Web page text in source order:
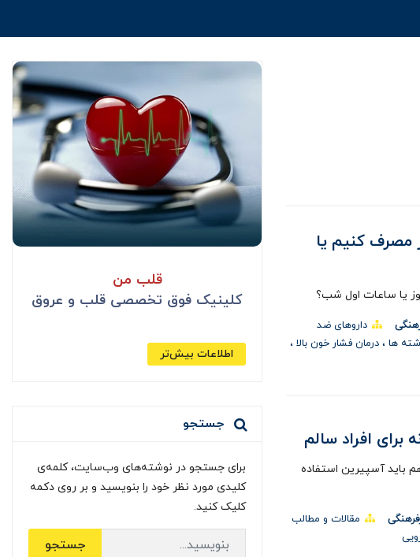
مصرف کنیم یا
یا ساعات اول شب؟
داروهای ضد
ها
درمان فشار خون بالا
افراد سالم
باید آسپیرین استفاده
مقالات و مطالب
قلب من
کلینیک فوق تخصصی قلب و عروق
اطلاعات بیش‌تر
جستجو
برای جستجو در نوشته‌های وب‌سایت، کلمه‌ی
کلیدی مورد نظر خود را بنویسید و بر روی دکمه
کلیک کنید.
جستجو